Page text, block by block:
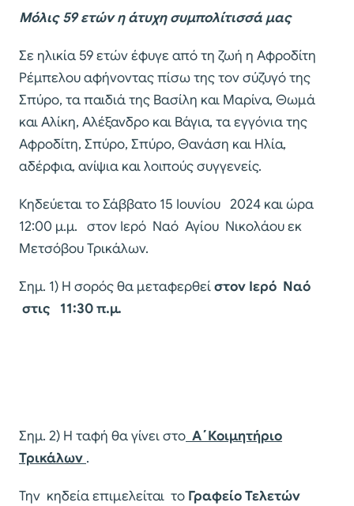
Μόλις 59 ετών η άτυχη συμπολίτισσά μας
Σε ηλικία 59 ετών έφυγε από τη ζωή η Αφροδίτη
Ρέμπελου αφήνοντας πίσω της τον σύζυγό της
Σπύρο, τα παιδιά της Βασίλη και Μαρίνα, Θωμά
και Αλίκη, Αλέξανδρο και Βάγια, τα εγγόνια της
Αφροδίτη, Σπύρο, Σπύρο, Θανάση και Ηλία,
αδέρφια, ανίψια και λοιπούς συγγενείς.
Κηδεύεται το Σάββατο 15 Ιουνίου 2024 και ώρα
12:00 μ.μ. στον Ιερό Ναό Αγίου Νικολάου εκ
Μετσόβου Τρικάλων.
Σημ. 1) Η σορός θα μεταφερθείστον Ιερό Ναό
στις 11:30 π.μ.
Σημ. 2) Η ταφή θα γίνει στο Α΄Κοιμητήριο
Τρικάλων .
Την κηδεία επιμελείται το Γραφείο Τελετών